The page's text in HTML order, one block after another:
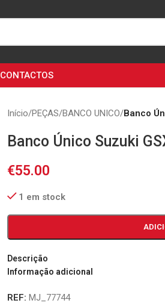
CONTACTOS
Início/PEÇAS/BANCO UNICO/Banco
Banco Único Suzuki
€55.00
1 em stock
Descrição
Informação adicional
REF: MJ_77744